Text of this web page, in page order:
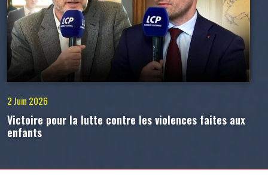
2 Juin 2026
Victoire pour la lutte contre les violences faites aux
enfants